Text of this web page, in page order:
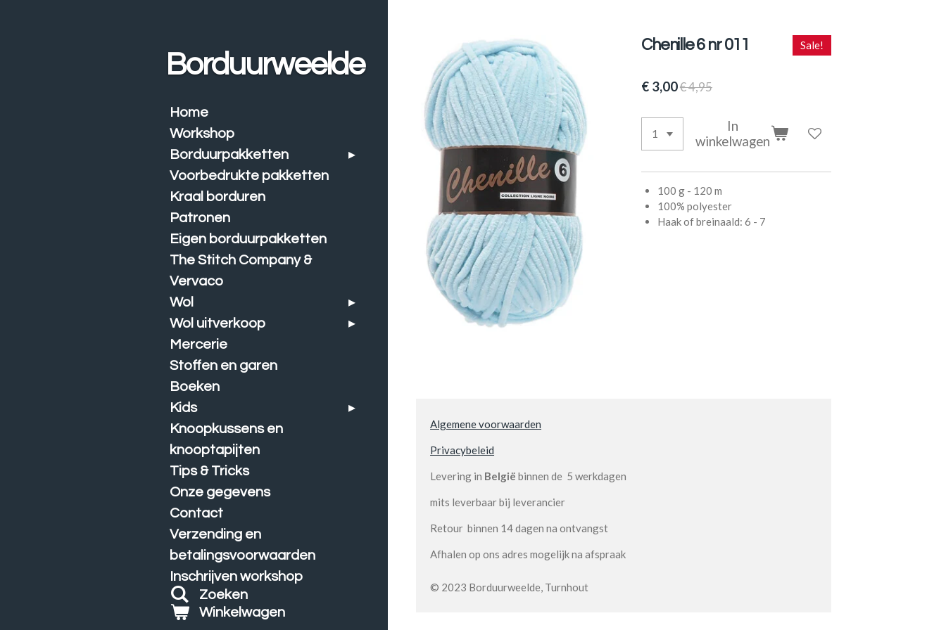
Chenille 6 nr 011 Sale!
€ 3,00€ 4,95
In
winkelwagen
100 g - 120 m
100% polyester
Haak of breinaald: 6 - 7
Algemene voorwaarden
Privacybeleid
Levering in België binnen de 5 werkdagen
mits leverbaar bij leverancier
Retour binnen 14 dagen na ontvangst
Afhalen op ons adres mogelijk na afspraak
© 2023 Borduurweelde, Turnhout
Borduurweelde
Home
Workshop
Borduurpakketten
Voorbedrukte pakketten
Kraal borduren
Patronen
Eigen borduurpakketten
The Stitch Company &
Vervaco
Wol
Wol uitverkoop
Mercerie
Stoffen en garen
Boeken
Kids
Knoopkussens en
knooptapijten
Tips & Tricks
Onze gegevens
Contact
Verzending en
betalingsvoorwaarden
Inschrijven workshop
Zoeken
Winkelwagen